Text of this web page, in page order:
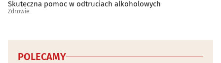
Skuteczna pomoc w odtruciach alkoholowych
Zdrowie
POLECAMY